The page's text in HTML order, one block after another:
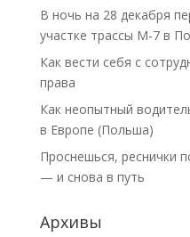
В ночь на 28 декабря
участке трассы М-7 в
Как вести себя с
права
Как неопытный
в Европе (Польша)
Проснешься, реснички
— и снова в путь
Архивы